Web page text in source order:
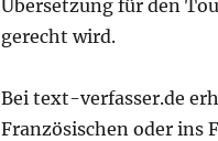
Übersetzung für den
gerecht wird.
Bei text-verfasser.de
Französischen oder ins